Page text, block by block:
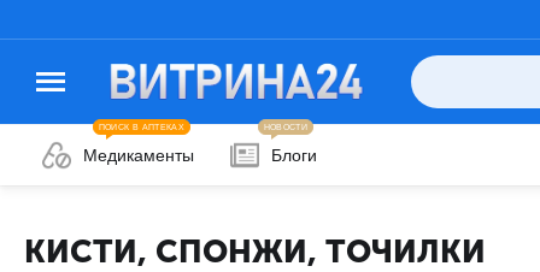
Медикаменты
ПОИСК В АПТЕКАХ
Блоги
НОВОСТИ
КИСТИ, СПОНЖИ, ТОЧИЛКИ